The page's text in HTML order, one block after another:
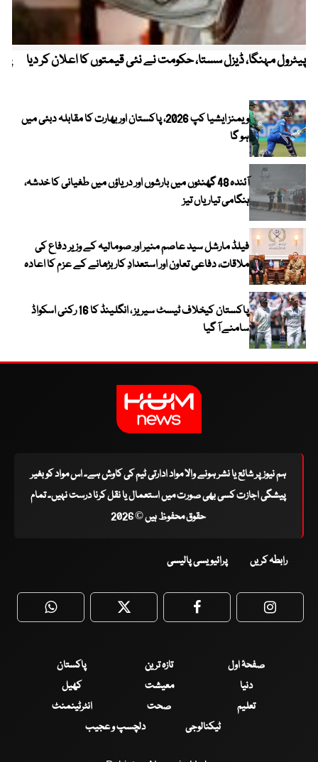
پیٹرول مہنگا، ڈیزل سستا، حکومت نے نئی قیمتوں کا اعلان کر دیا
ویمنز ایشیا کپ 2026، پاکستان اور بھارت کا مقابلہ دبئی میں
ہو گا
آئندہ 48 گھنٹوں میں بارشوں اور دریاؤں میں طغیانی کا خدشہ،
ہنگامی تیاریاں تیز
فیلڈ مارشل سید عاصم منیر اور صومالیہ کے وزیر دفاع کی
ملاقات، دفاعی تعاون اور استعدادِ کار بڑھانے کے عزم کا اعادہ
پاکستان کیخلاف ٹیسٹ سیریز ، انگلینڈ کا 16 رکنی اسکواڈ
سامنے آ گیا
ہم نیوز پر شائع یا نشر ہونے والا مواد ادارتی ٹیم کی کاوش ہے۔ اس مواد کو بغیر
پیشگی اجازت کسی بھی صورت میں استعمال یا نقل کرنا درست نہیں۔ تمام
حقوق محفوظ ہیں © 2026
رابطہ کریں پرائیویسی پالیسی
WhatsApp Twitter Facebook
صفحۂ اول تازہ ترین
پاکستان
دنیا
معیشت
کھیل
تعلیم
صحت
انٹرٹینمنٹ
ٹیکنالوجی
دلچسپ و عجیب